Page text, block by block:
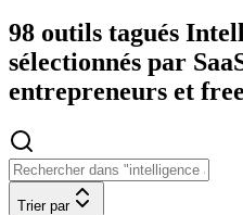
98 outils tagués
sélectionnés par
entrepreneurs et
Trier par